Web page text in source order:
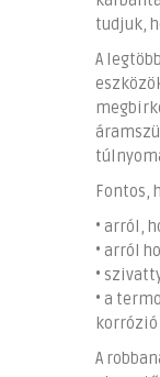
tudjuk,
A
Fontos,
• arról,
• arról
•
• a
A